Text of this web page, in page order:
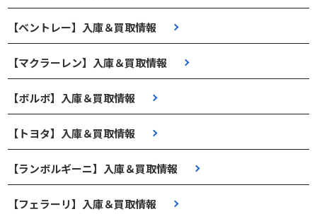
【ベントレー】入庫＆買取情報
【マクラーレン】入庫＆買取情報
【ボルボ】入庫＆買取情報
【トヨタ】入庫＆買取情報
【ランボルギーニ】入庫＆買取情報
【フェラーリ】入庫＆買取情報